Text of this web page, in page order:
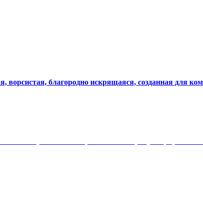
ворсистая, благородно искрящаяся, созданная для